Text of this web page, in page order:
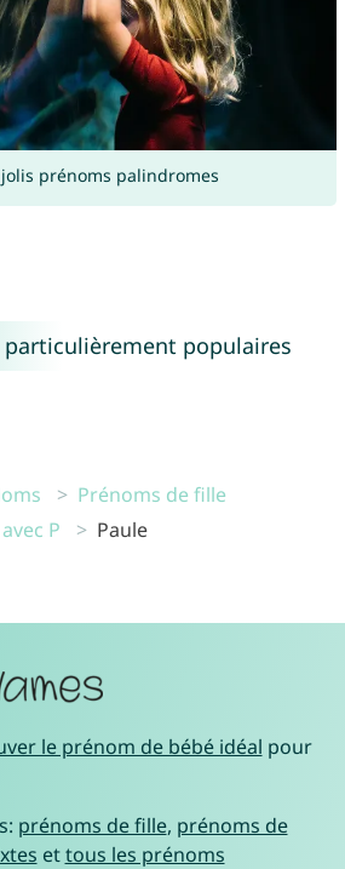
prénoms palindromes
particulièrement populaires
Prénoms de fille
P
Paule
le prénom de bébé idéal pour
prénoms de fille, prénoms de
ettous les prénoms